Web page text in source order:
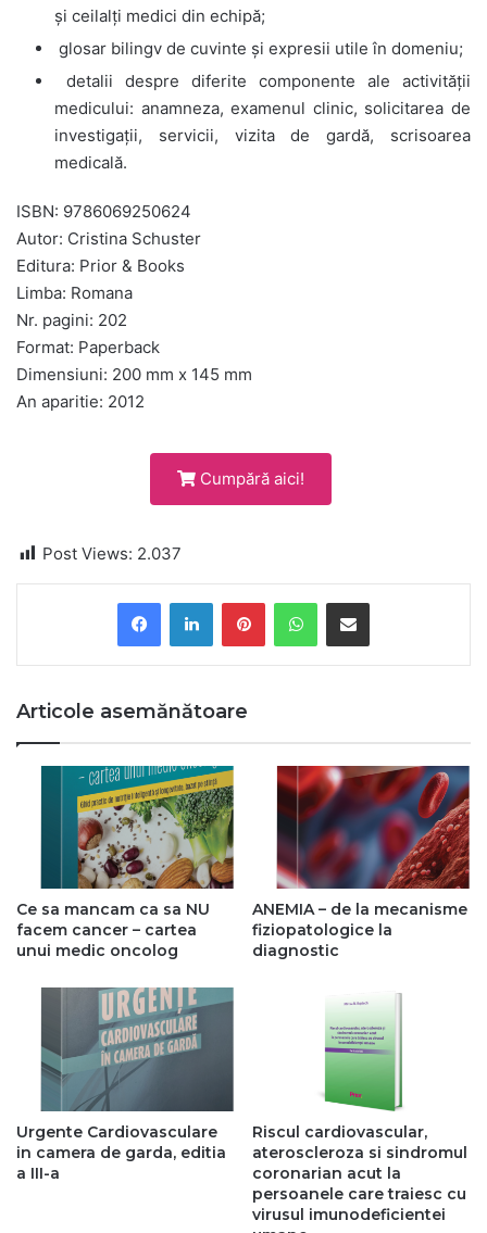
și ceilalți medici din echipă;
glosar bilingv de cuvinte şi expresii utile în domeniu;
detalii despre diferite componente ale activității
medicului: anamneza, examenul clinic, solicitarea de
investigaţii, servicii, vizita de gardă, scrisoarea
medicală.
ISBN: 9786069250624
Autor: Cristina Schuster
Editura: Prior & Books
Limba: Romana
Nr. pagini: 202
Format: Paperback
Dimensiuni: 200 mm x 145 mm
An aparitie: 2012
Cumpără aici!
Post Views: 2.037
Articole asemănătoare
Ce sa mancam ca sa NU
facem cancer – cartea
unui medic oncolog
ANEMIA – de la mecanisme
fiziopatologice la
diagnostic
Urgente Cardiovasculare
in camera de garda, editia
a III-a
Riscul cardiovascular,
ateroscleroza si sindromul
coronarian acut la
persoanele care traiesc cu
virusul imunodeficientei